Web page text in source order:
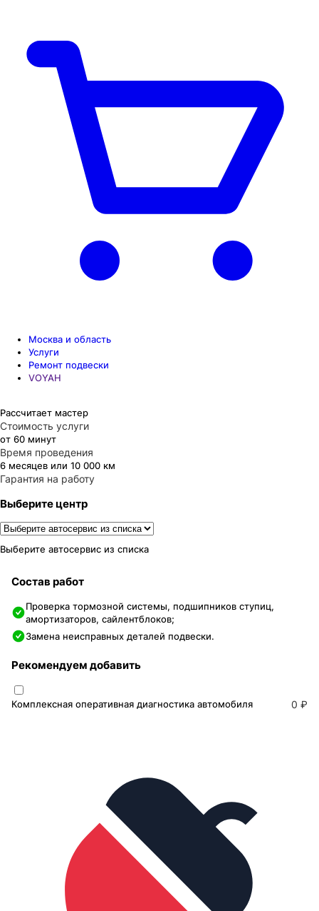
Москва и область
Услуги
Ремонт подвески
VOYAH
Рассчитает мастер
Стоимость услуги
от 60 минут
Время проведения
6 месяцев или 10 000 км
Гарантия на работу
Выберите центр
Выберите автосервис из списка
Состав работ
Проверка тормозной системы, подшипников ступиц,
амортизаторов, сайлентблоков;
Замена неисправных деталей подвески.
Рекомендуем добавить
Комплексная оперативная диагностика автомобиля 0 ₽